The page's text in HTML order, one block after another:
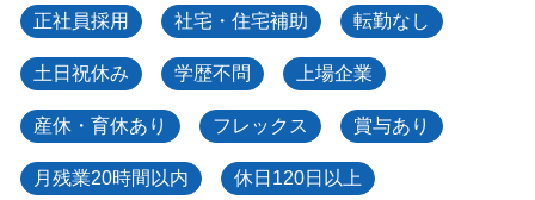
正社員採用 社宅・住宅補助 転勤なし
土日祝休み 学歴不問 上場企業
産休・育休あり フレックス 賞与あり
月残業20時間以内 休日120日以上